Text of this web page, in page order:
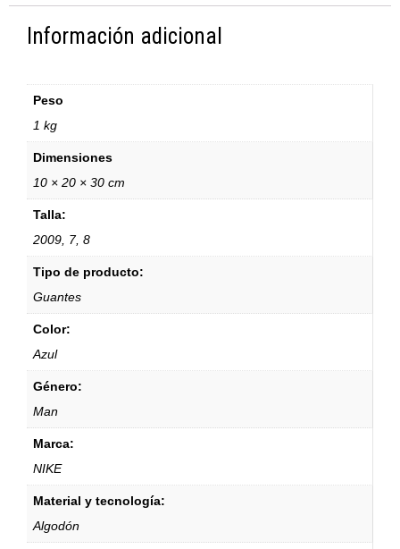
Información adicional
Peso
1 kg
Dimensiones
10 × 20 × 30 cm
Talla:
2009, 7, 8
Tipo de producto:
Guantes
Color:
Azul
Género:
Man
Marca:
NIKE
Material y tecnología:
Algodón